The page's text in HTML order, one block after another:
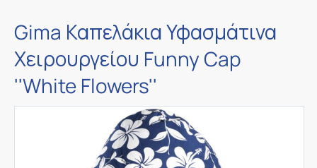
Gima Καπελάκια Υφασμάτινα
Χειρουργείου Funny Cap
''White Flowers''